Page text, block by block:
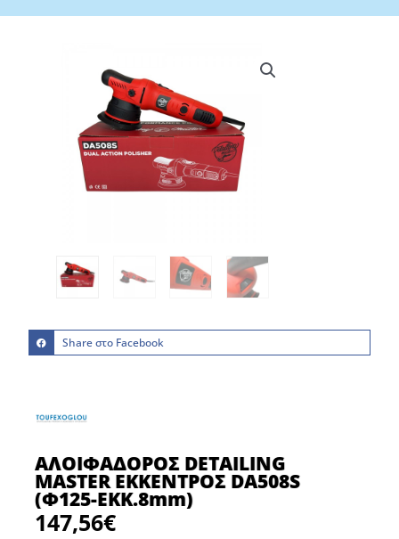
Share στο Facebook
ΑΛΟΙΦΑΔΟΡΟΣ DETAILING
MASTER ΕΚΚΕΝΤΡΟΣ DA508S
(Φ125-EKK.8mm)
147,56€